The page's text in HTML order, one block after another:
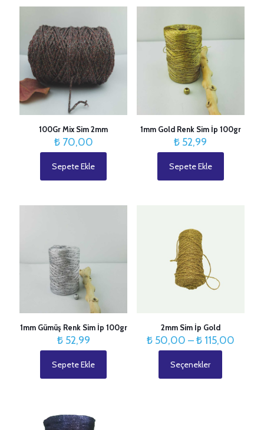
fazla
var.
Seçenekler
ürün
sayfasından
seçilebilir
fazla
var.
Seçenekler
ürün
sayfasından
seçilebilir
100Gr Mix Sim 2mm
₺70,00
Sepete Ekle
1mm Gold Renk Sim İp 100gr
₺ 52,99
Sepete Ekle
1mm Gümüş Renk Sim İp 100gr
₺52,99
Sepete Ekle
2mm Sim İp Gold
₺50,00 –₺115,00Fiyat
Seçenekler
ürünün